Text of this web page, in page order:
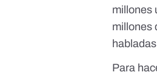
millones
millones
Para